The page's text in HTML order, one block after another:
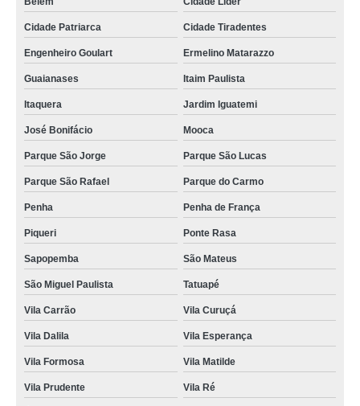
Cidade Patriarca Cidade Tiradentes
Engenheiro Goulart Ermelino Matarazzo
Guaianases Itaim Paulista
Itaquera Jardim Iguatemi
José Bonifácio Mooca
Parque São Jorge Parque São Lucas
Parque São Rafael Parque do Carmo
Penha Penha de França
Piqueri Ponte Rasa
Sapopemba São Mateus
São Miguel Paulista Tatuapé
Vila Carrão Vila Curuçá
Vila Dalila Vila Esperança
Vila Formosa Vila Matilde
Vila Prudente Vila Ré